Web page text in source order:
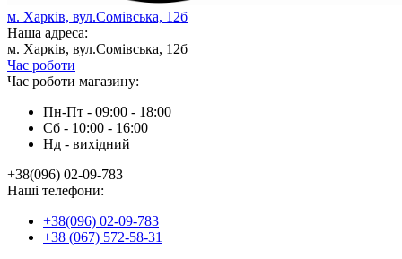
м. Харків, вул.Сомівська, 12б
Наша адреса:
м. Харків, вул.Сомівська, 12б
Час роботи
Час роботи магазину:
Пн-Пт - 09:00 - 18:00
Сб - 10:00 - 16:00
Нд - вихiдний
+38(096) 02-09-783
Наші телефони:
+38(096) 02-09-783
+38 (067) 572-58-31